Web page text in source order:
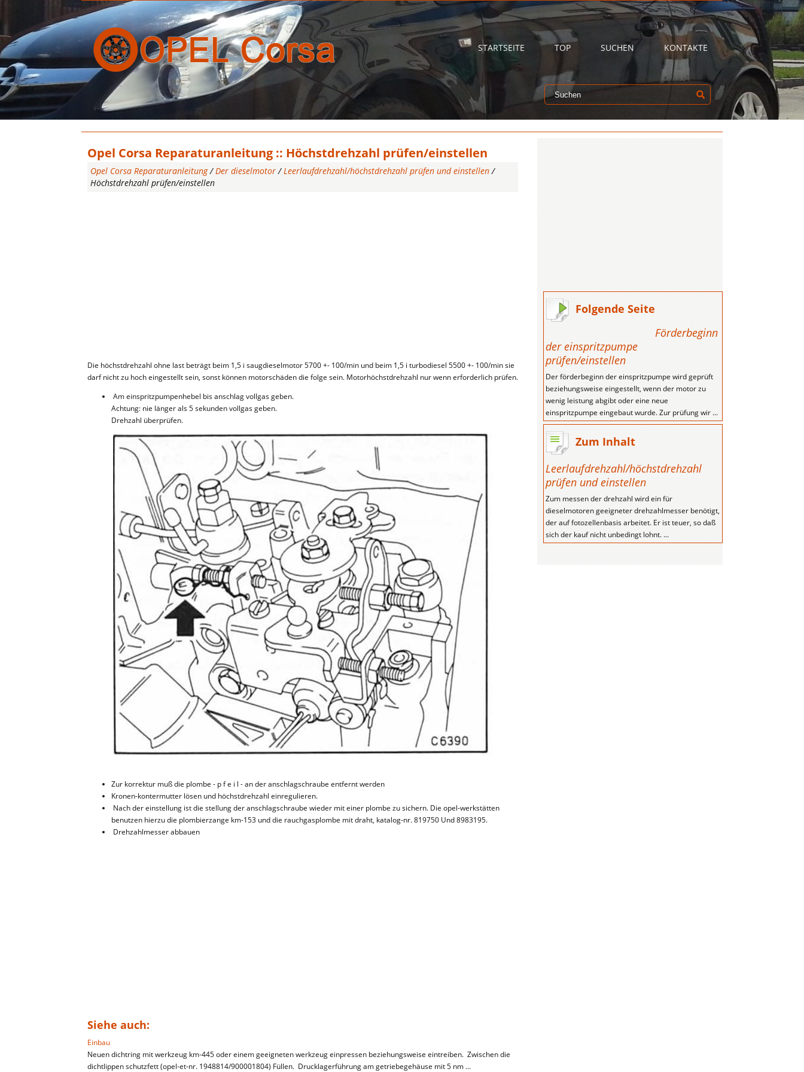
STARTSEITE TOP SUCHEN KONTAKTE
Opel Corsa Reparaturanleitung :: Höchstdrehzahl prüfen/einstellen
Opel Corsa Reparaturanleitung/Der dieselmotor/Leerlaufdrehzahl/höchstdrehzahl prüfen und einstellen/
Höchstdrehzahl prüfen/einstellen
Die höchstdrehzahl ohne last beträgt beim 1,5 i saugdieselmotor 5700 +- 100/min und beim 1,5 i turbodiesel 5500 +- 100/min sie
darf nicht zu hoch eingestellt sein, sonst können motorschäden die folge sein. Motorhöchstdrehzahl nur wenn erforderlich prüfen.
Am einspritzpumpenhebel bis anschlag vollgas geben.
Achtung: nie länger als 5 sekunden vollgas geben.
Drehzahl überprüfen.
Zur korrektur muß die plombe - p f e i l - an der anschlagschraube entfernt werden
Kronen-kontermutter lösen und höchstdrehzahl einregulieren.
Nach der einstellung ist die stellung der anschlagschraube wieder mit einer plombe zu sichern. Die opel-werkstätten
benutzen hierzu die plombierzange km-153 und die rauchgasplombe mit draht, katalog-nr. 819750 Und 8983195.
Drehzahlmesser abbauen
Siehe auch:
Einbau
Neuen dichtring mit werkzeug km-445 oder einem geeigneten werkzeug einpressen beziehungsweise eintreiben. Zwischen die
dichtlippen schutzfett (opel-et-nr. 1948814/900001804) Füllen. Drucklagerführung am getriebegehäuse mit 5 nm ...
Folgende Seite
Förderbeginn
der einspritzpumpe
prüfen/einstellen
Der förderbeginn der einspritzpumpe wird geprüft
beziehungsweise eingestellt, wenn der motor zu
wenig leistung abgibt oder eine neue
einspritzpumpe eingebaut wurde. Zur prüfung wir ...
Zum Inhalt
Leerlaufdrehzahl/höchstdrehzahl
prüfen und einstellen
Zum messen der drehzahl wird ein für
dieselmotoren geeigneter drehzahlmesser benötigt,
der auf fotozellenbasis arbeitet. Er ist teuer, so daß
sich der kauf nicht unbedingt lohnt. ...